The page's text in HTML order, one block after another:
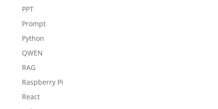
PPT
Prompt
Python
QWEN
RAG
Raspberry Pi
React